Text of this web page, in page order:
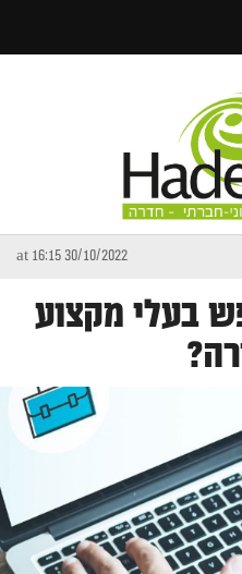
30/10/2022 at 16:15
בעלי מקצוע